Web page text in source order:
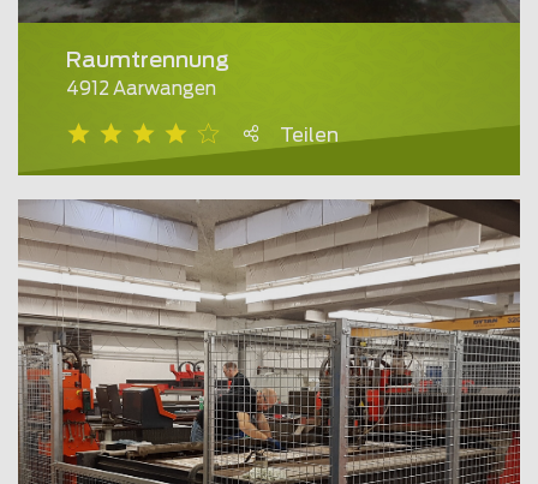
Raumtrennung
4912 Aarwangen
Teilen